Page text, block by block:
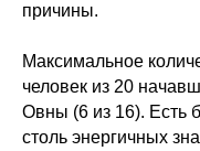
причины.
Максимальное
человек из 20
Овны (6 из 16). Есть
столь энергичных